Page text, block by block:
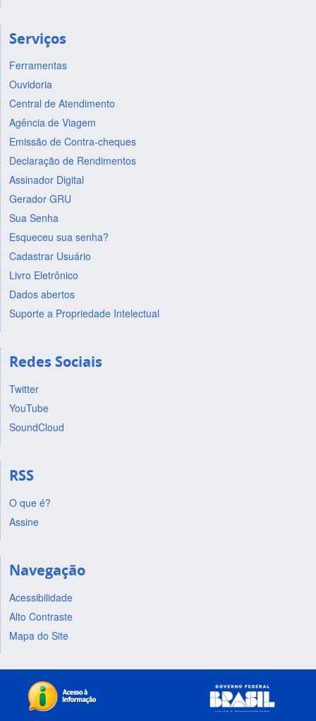
Serviços
Ferramentas
Ouvidoria
Central de Atendimento
Agência de Viagem
Emissão de Contra-cheques
Declaração de Rendimentos
Assinador Digital
Gerador GRU
Sua Senha
Esqueceu sua senha?
Cadastrar Usuário
Livro Eletrônico
Dados abertos
Suporte a Propriedade Intelectual
Redes Sociais
Twitter
YouTube
SoundCloud
RSS
O que é?
Assine
Navegação
Acessibilidade
Alto Contraste
Mapa do Site